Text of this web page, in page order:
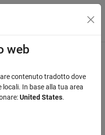
di navigazione
web
contenuto tradotto dove
locali. In base alla tua area
United States.